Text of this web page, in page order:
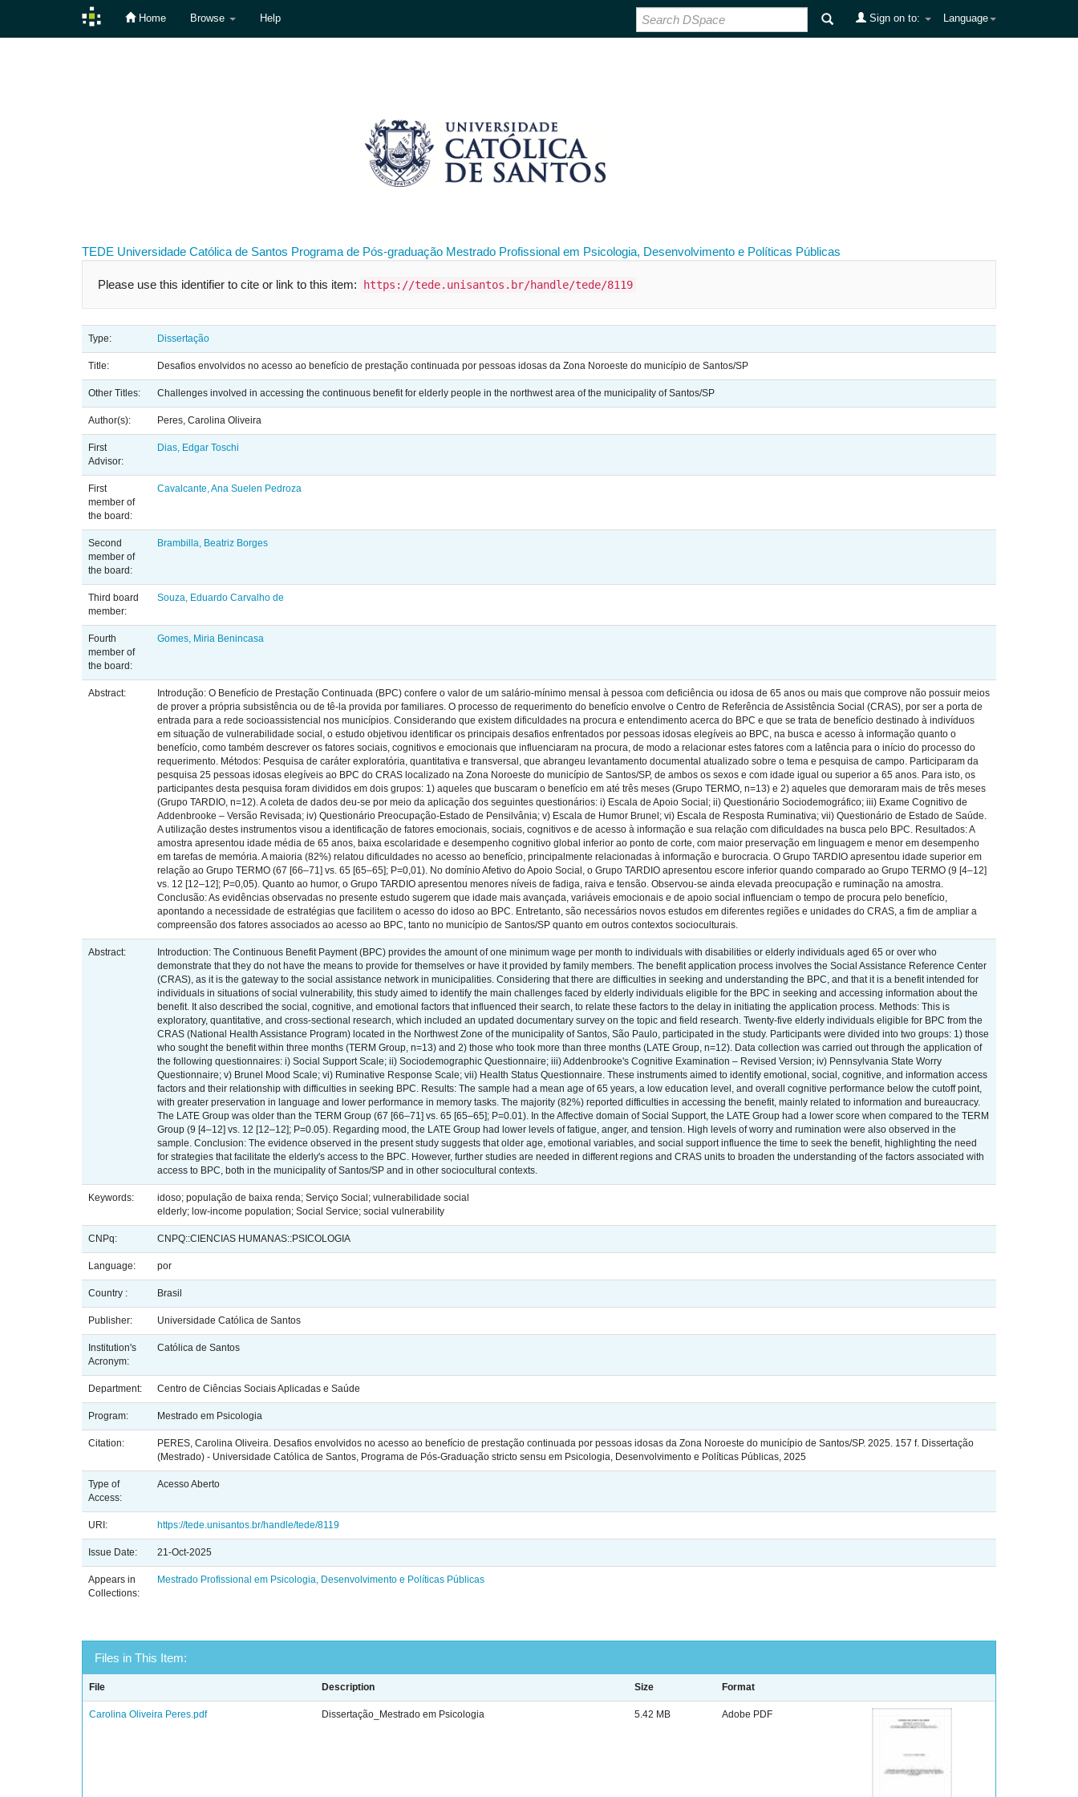
Home Browse Help Language
Sign on to:
TEDE Universidade Católica de Santos Programa de Pós-graduação Mestrado Profissional em Psicologia, Desenvolvimento e Políticas Públicas
Please use this identifier to cite or link to this item: https://tede.unisantos.br/handle/tede/8119
Type: Dissertação
Title: Desafios envolvidos no acesso ao benefício de prestação continuada por pessoas idosas da Zona Noroeste do município de Santos/SP
Other Titles: Challenges involved in accessing the continuous benefit for elderly people in the northwest area of the municipality of Santos/SP
Author(s): Peres, Carolina Oliveira
First
Advisor:
Dias, Edgar Toschi
First
member of
the board:
Cavalcante, Ana Suelen Pedroza
Second
member of
the board:
Brambilla, Beatriz Borges
Third board
member:
Souza, Eduardo Carvalho de
Fourth
member of
the board:
Gomes, Miria Benincasa
Abstract:
Introdução: O Benefício de Prestação Continuada (BPC) confere o valor de um salário-mínimo mensal à pessoa com deficiência ou idosa de 65 anos ou mais que comprove não possuir meios
de prover a própria subsistência ou de tê-la provida por familiares. O processo de requerimento do benefício envolve o Centro de Referência de Assistência Social (CRAS), por ser a porta de
entrada para a rede socioassistencial nos municípios. Considerando que existem dificuldades na procura e entendimento acerca do BPC e que se trata de benefício destinado à indivíduos
em situação de vulnerabilidade social, o estudo objetivou identificar os principais desafios enfrentados por pessoas idosas elegíveis ao BPC, na busca e acesso à informação quanto o
benefício, como também descrever os fatores sociais, cognitivos e emocionais que influenciaram na procura, de modo a relacionar estes fatores com a latência para o início do processo do
requerimento. Métodos: Pesquisa de caráter exploratória, quantitativa e transversal, que abrangeu levantamento documental atualizado sobre o tema e pesquisa de campo. Participaram da
pesquisa 25 pessoas idosas elegíveis ao BPC do CRAS localizado na Zona Noroeste do município de Santos/SP, de ambos os sexos e com idade igual ou superior a 65 anos. Para isto, os
participantes desta pesquisa foram divididos em dois grupos: 1) aqueles que buscaram o benefício em até três meses (Grupo TERMO, n=13) e 2) aqueles que demoraram mais de três meses
(Grupo TARDIO, n=12). A coleta de dados deu-se por meio da aplicação dos seguintes questionários: i) Escala de Apoio Social; ii) Questionário Sociodemográfico; iii) Exame Cognitivo de
Addenbrooke – Versão Revisada; iv) Questionário Preocupação-Estado de Pensilvânia; v) Escala de Humor Brunel; vi) Escala de Resposta Ruminativa; vii) Questionário de Estado de Saúde.
A utilização destes instrumentos visou a identificação de fatores emocionais, sociais, cognitivos e de acesso à informação e sua relação com dificuldades na busca pelo BPC. Resultados: A
amostra apresentou idade média de 65 anos, baixa escolaridade e desempenho cognitivo global inferior ao ponto de corte, com maior preservação em linguagem e menor em desempenho
em tarefas de memória. A maioria (82%) relatou dificuldades no acesso ao benefício, principalmente relacionadas à informação e burocracia. O Grupo TARDIO apresentou idade superior em
relação ao Grupo TERMO (67 [66–71] vs. 65 [65–65]; P=0,01). No domínio Afetivo do Apoio Social, o Grupo TARDIO apresentou escore inferior quando comparado ao Grupo TERMO (9 [4–12]
vs. 12 [12–12]; P=0,05). Quanto ao humor, o Grupo TARDIO apresentou menores níveis de fadiga, raiva e tensão. Observou-se ainda elevada preocupação e ruminação na amostra.
Conclusão: As evidências observadas no presente estudo sugerem que idade mais avançada, variáveis emocionais e de apoio social influenciam o tempo de procura pelo benefício,
apontando a necessidade de estratégias que facilitem o acesso do idoso ao BPC. Entretanto, são necessários novos estudos em diferentes regiões e unidades do CRAS, a fim de ampliar a
compreensão dos fatores associados ao acesso ao BPC, tanto no município de Santos/SP quanto em outros contextos socioculturais.
Abstract:
Introduction: The Continuous Benefit Payment (BPC) provides the amount of one minimum wage per month to individuals with disabilities or elderly individuals aged 65 or over who
demonstrate that they do not have the means to provide for themselves or have it provided by family members. The benefit application process involves the Social Assistance Reference Center
(CRAS), as it is the gateway to the social assistance network in municipalities. Considering that there are difficulties in seeking and understanding the BPC, and that it is a benefit intended for
individuals in situations of social vulnerability, this study aimed to identify the main challenges faced by elderly individuals eligible for the BPC in seeking and accessing information about the
benefit. It also described the social, cognitive, and emotional factors that influenced their search, to relate these factors to the delay in initiating the application process. Methods: This is
exploratory, quantitative, and cross-sectional research, which included an updated documentary survey on the topic and field research. Twenty-five elderly individuals eligible for BPC from the
CRAS (National Health Assistance Program) located in the Northwest Zone of the municipality of Santos, São Paulo, participated in the study. Participants were divided into two groups: 1) those
who sought the benefit within three months (TERM Group, n=13) and 2) those who took more than three months (LATE Group, n=12). Data collection was carried out through the application of
the following questionnaires: i) Social Support Scale; ii) Sociodemographic Questionnaire; iii) Addenbrooke's Cognitive Examination – Revised Version; iv) Pennsylvania State Worry
Questionnaire; v) Brunel Mood Scale; vi) Ruminative Response Scale; vii) Health Status Questionnaire. These instruments aimed to identify emotional, social, cognitive, and information access
factors and their relationship with difficulties in seeking BPC. Results: The sample had a mean age of 65 years, a low education level, and overall cognitive performance below the cutoff point,
with greater preservation in language and lower performance in memory tasks. The majority (82%) reported difficulties in accessing the benefit, mainly related to information and bureaucracy.
The LATE Group was older than the TERM Group (67 [66–71] vs. 65 [65–65]; P=0.01). In the Affective domain of Social Support, the LATE Group had a lower score when compared to the TERM
Group (9 [4–12] vs. 12 [12–12]; P=0.05). Regarding mood, the LATE Group had lower levels of fatigue, anger, and tension. High levels of worry and rumination were also observed in the
sample. Conclusion: The evidence observed in the present study suggests that older age, emotional variables, and social support influence the time to seek the benefit, highlighting the need
for strategies that facilitate the elderly's access to the BPC. However, further studies are needed in different regions and CRAS units to broaden the understanding of the factors associated with
access to BPC, both in the municipality of Santos/SP and in other sociocultural contexts.
Keywords:
idoso; população de baixa renda; Serviço Social; vulnerabilidade social
elderly; low-income population; Social Service; social vulnerability
CNPq: CNPQ::CIENCIAS HUMANAS::PSICOLOGIA
Language: por
Country : Brasil
Publisher: Universidade Católica de Santos
Institution's
Acronym:
Católica de Santos
Department: Centro de Ciências Sociais Aplicadas e Saúde
Program: Mestrado em Psicologia
Citation:
PERES, Carolina Oliveira. Desafios envolvidos no acesso ao benefício de prestação continuada por pessoas idosas da Zona Noroeste do município de Santos/SP. 2025. 157 f. Dissertação
(Mestrado) - Universidade Católica de Santos, Programa de Pós-Graduação stricto sensu em Psicologia, Desenvolvimento e Políticas Públicas, 2025
Type of
Access:
Acesso Aberto
URI: https://tede.unisantos.br/handle/tede/8119
Issue Date: 21-Oct-2025
Appears in
Collections:
Mestrado Profissional em Psicologia, Desenvolvimento e Políticas Públicas
Files in This Item:
File Description Size Format
Carolina Oliveira Peres.pdf Dissertação_Mestrado em Psicologia 5.42 MB Adobe PDF